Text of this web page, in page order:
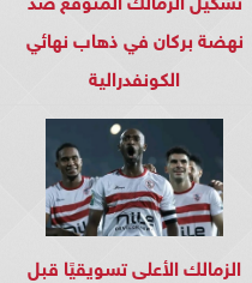
نهضة بركان في ذهاب نهائي
الكونفدرالية
الزمالك الأعلى تسويقيًا قبل